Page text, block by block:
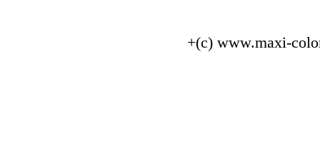
+(c) www.maxi-